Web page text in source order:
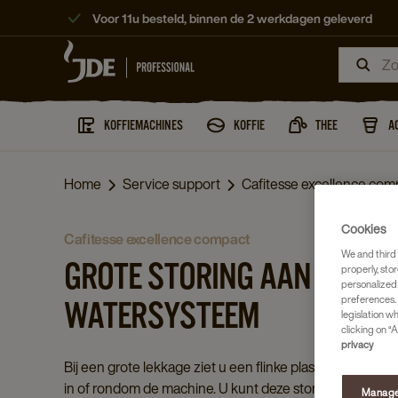
Voor 11u besteld, binnen de 2 werkdagen geleverd
KOFFIEMACHINES KOFFIE THEE
Home Service support Cafitesse excellence
cafitesse excellence compact
GROTE STORING AAN HET
WATERSYSTEEM
Bij een grote lekkage ziet u een flinke plas water
in of rondom de machine. U kunt deze storing
Cookies
We and
properly,
legislation
clicking on
privacy